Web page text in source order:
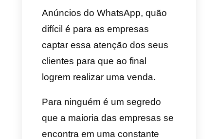
do WhatsApp na Meta Ads
Levando os anúncios do
WhatsApp ao seguinte nível
com a Callbell
Anúncios do WhatsApp, quão